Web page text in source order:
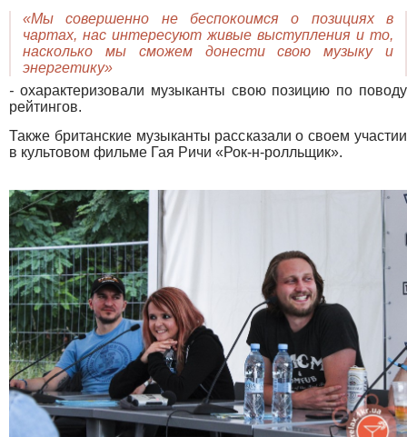
«Мы совершенно не беспокоимся о позициях в
чартах, нас интересуют живые выступления и то,
насколько мы сможем донести свою музыку и
энергетику»
- охарактеризовали музыканты свою позицию по поводу
рейтингов.
Также британские музыканты рассказали о своем участии
в культовом фильме Гая Ричи «Рок-н-ролльщик».